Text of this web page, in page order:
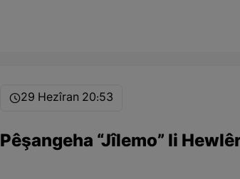
29 Hezîran 20:53
Pêşangeha “Jîlemo” li